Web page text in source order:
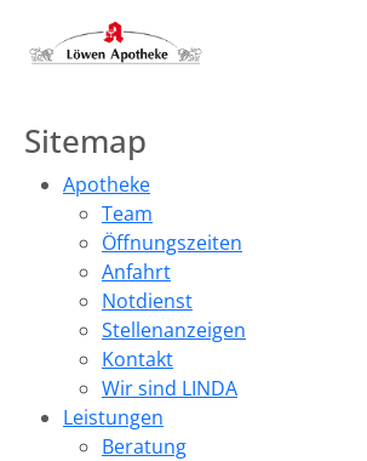
Sitemap
Apotheke
Team
Öffnungszeiten
Anfahrt
Notdienst
Stellenanzeigen
Kontakt
Wir sind LINDA
Leistungen
Beratung